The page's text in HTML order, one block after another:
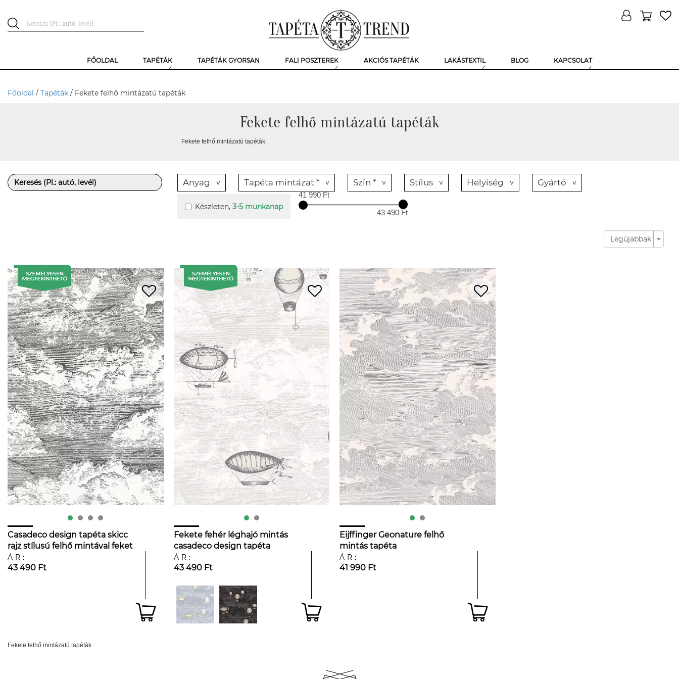
FŐOLDAL TAPÉTÁK TAPÉTÁK GYORSAN FALI POSZTEREK AKCIÓS TAPÉTÁK LAKÁSTEXTIL BLOG KAPCSOLAT
Főoldal / Tapéták / Fekete felhő mintázatú tapéták
Fekete felhő mintázatú tapéták
Fekete felhő mintázatú tapéták.
Anyag Tapéta mintázat * Szín * Stílus Helyiség Gyártó
Készleten, 3-5 munkanap
41 990 Ft
43 490 Ft
Legújabbak
Casadeco design tapéta skicc
rajz stílusú felhő mintával feket
fehér színvilágban
ÁR:
43 490 Ft
Fekete fehér léghajó mintás
casadeco design tapéta
ÁR:
43 490 Ft
Eijffinger Geonature felhő
mintás tapéta
ÁR:
41 990 Ft
Fekete felhő mintázatú tapéták.